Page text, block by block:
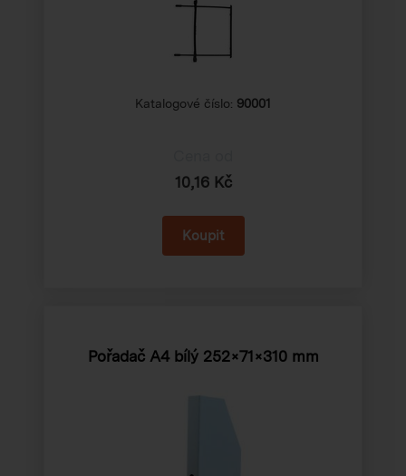
Katalogové číslo: 90001
10,16 Kč
Pořadač A4 bílý 252×71×310 mm